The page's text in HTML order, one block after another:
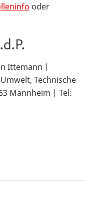
oder
Ittemann |
Technische
Mannheim | Tel: